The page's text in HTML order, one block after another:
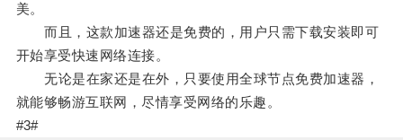
美。
而且，这款加速器还是免费的，用户只需下载安装即可
开始享受快速网络连接。
无论是在家还是在外，只要使用全球节点免费加速器，
就能够畅游互联网，尽情享受网络的乐趣。
#3#